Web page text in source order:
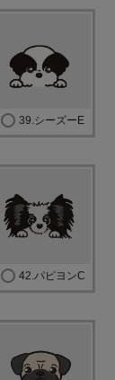
39.シーズーE
42.パピヨンC